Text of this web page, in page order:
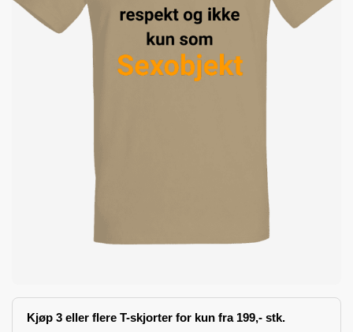
Kjøp 3 eller flere T-skjorter for kun fra 199,- stk.